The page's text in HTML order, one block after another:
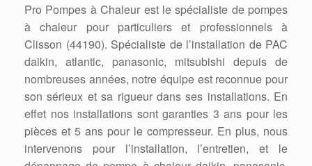
Pro Pompes à Chaleur est le spécialiste de pompes
à chaleur pour particuliers et professionnels à
Clisson (44190). Spécialiste de l’installation de PAC
daikin, atlantic, panasonic, mitsubishi depuis de
nombreuses années, notre équipe est reconnue pour
son sérieux et sa rigueur dans ses installations. En
effet nos installations sont garanties 3 ans pour les
pièces et 5 ans pour le compresseur. En plus, nous
intervenons pour l’installation, l’entretien, et le